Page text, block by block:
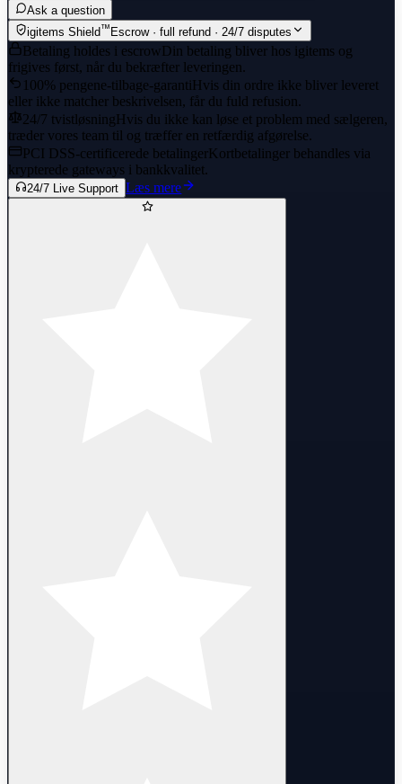
Ask a question
igitems Shield™Escrow · full refund · 24/7 disputes
Betaling holdes i escrowDin betaling bliver hos igitems og
frigives først, når du bekræfter leveringen.
100% pengene-tilbage-garantiHvis din ordre ikke bliver leveret
eller ikke matcher beskrivelsen, får du fuld refusion.
24/7 tvistløsningHvis du ikke kan løse et problem med sælgeren,
træder vores team til og træffer en retfærdig afgørelse.
PCI DSS-certificerede betalingerKortbetalinger behandles via
krypterede gateways i bankkvalitet.
24/7 Live Support Læs mere